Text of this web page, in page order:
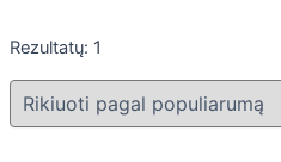
Rezultatų: 1